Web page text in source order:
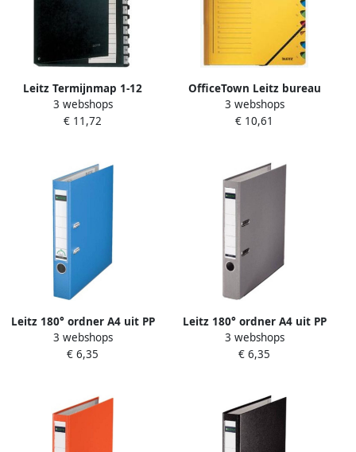
Leitz Termijnmap 1-12
270x18x345mm hardboard
zwart
3 webshops
€ 11,72
OfficeTown Leitz bureau
sorteermap karton ft A4 12
tabs geel
3 webshops
€ 10,61
Leitz 180° ordner A4 uit PP
rug van 5 cm lichtblauw
3 webshops
€ 6,35
Leitz 180° ordner A4 uit PP
rug van 5 cm grijs
3 webshops
€ 6,35